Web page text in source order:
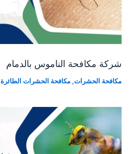
شركة مكافحة الناموس بالدمام
مكافحة الحشرات,مكافحة الحشرات الطائرة